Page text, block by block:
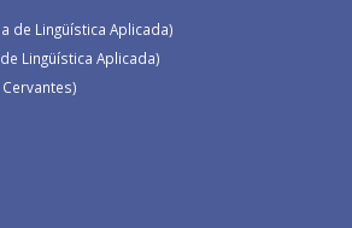
de Lingüística Aplicada)
de Lingüística Aplicada)
Cervantes)